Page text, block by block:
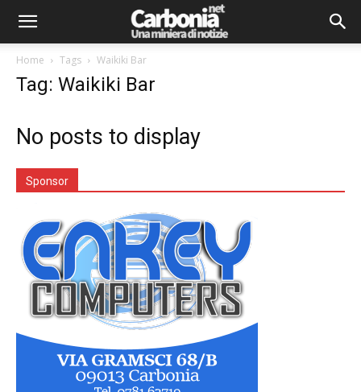
Home Tags Waikiki Bar
Tag: Waikiki Bar
No posts to display
Sponsor